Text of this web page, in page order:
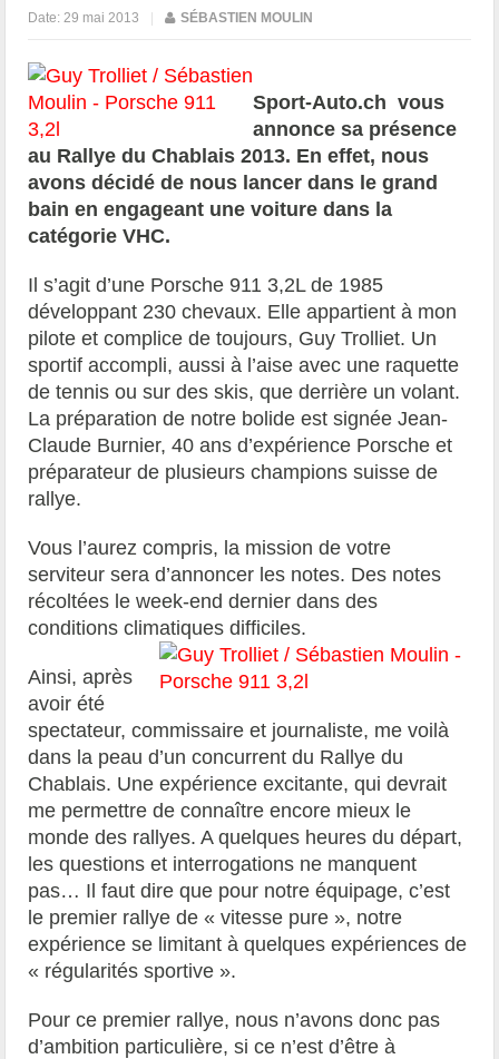
Date: 29 mai 2013 | SÉBASTIEN MOULIN
Sport-Auto.ch vous
annonce sa présence
au Rallye du Chablais 2013. En effet, nous
avons décidé de nous lancer dans le grand
bain en engageant une voiture dans la
catégorie VHC.
Il s’agit d’une Porsche 911 3,2L de 1985
développant 230 chevaux. Elle appartient à mon
pilote et complice de toujours, Guy Trolliet. Un
sportif accompli, aussi à l’aise avec une raquette
de tennis ou sur des skis, que derrière un volant.
La préparation de notre bolide est signée Jean-
Claude Burnier, 40 ans d’expérience Porsche et
préparateur de plusieurs champions suisse de
rallye.
Vous l’aurez compris, la mission de votre
serviteur sera d’annoncer les notes. Des notes
récoltées le week-end dernier dans des
conditions climatiques difficiles.
Ainsi, après
avoir été
spectateur, commissaire et journaliste, me voilà
dans la peau d’un concurrent du Rallye du
Chablais. Une expérience excitante, qui devrait
me permettre de connaître encore mieux le
monde des rallyes. A quelques heures du départ,
les questions et interrogations ne manquent
pas… Il faut dire que pour notre équipage, c’est
le premier rallye de « vitesse pure », notre
expérience se limitant à quelques expériences de
« régularités sportive ».
Pour ce premier rallye, nous n’avons donc pas
d’ambition particulière, si ce n’est d’être à